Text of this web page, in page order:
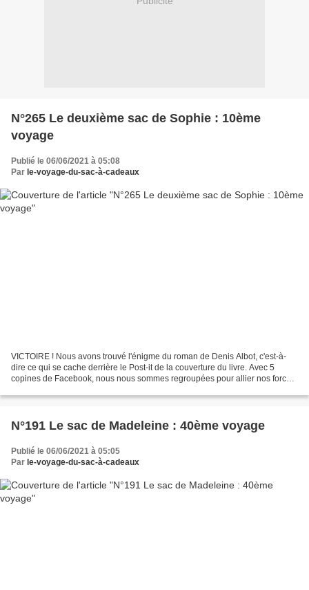
N°265 Le deuxième sac de Sophie : 10ème
voyage
Publié le 06/06/2021 à 05:08
Par le-voyage-du-sac-à-cadeaux
VICTOIRE ! Nous avons trouvé l'énigme du roman de Denis Albot, c'est-à-
dire ce qui se cache derrière le Post-it de la couverture du livre. Avec 5
copines de Facebook, nous nous sommes regroupées pour allier nos forces.
N°191 Le sac de Madeleine : 40ème voyage
Publié le 06/06/2021 à 05:05
Par le-voyage-du-sac-à-cadeaux